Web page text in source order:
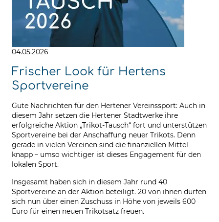
04.05.2026
Frischer Look für Hertens
Sportvereine
Gute Nachrichten für den Hertener Vereinssport: Auch in
diesem Jahr setzen die Hertener Stadtwerke ihre
erfolgreiche Aktion „Trikot-Tausch“ fort und unterstützen
Sportvereine bei der Anschaffung neuer Trikots. Denn
gerade in vielen Vereinen sind die finanziellen Mittel
knapp – umso wichtiger ist dieses Engagement für den
lokalen Sport.
Insgesamt haben sich in diesem Jahr rund 40
Sportvereine an der Aktion beteiligt. 20 von ihnen dürfen
sich nun über einen Zuschuss in Höhe von jeweils 600
Euro für einen neuen Trikotsatz freuen.